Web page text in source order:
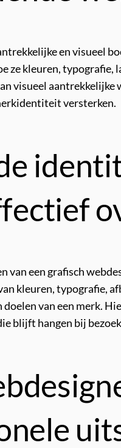
en visueel
ze kleuren,
visueel
versterken.
van een grafisch
kleuren, typografie,
van een merk.
blijft hangen bij